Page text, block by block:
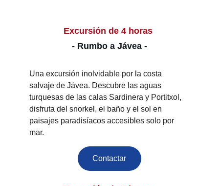
Excursión de 4 horas
- Rumbo a Jávea -
Una excursión inolvidable por la costa
salvaje de Jávea. Descubre las aguas
turquesas de las calas Sardinera y Portitxol,
disfruta del snorkel, el baño y el sol en
paisajes paradisíacos accesibles solo por
mar.
Contactar